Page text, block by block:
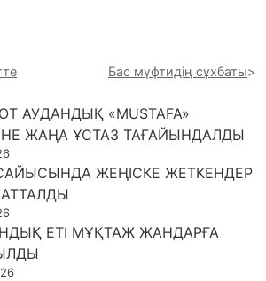
Бас мүфтидің сұхбаты
АУДАНДЫҚ «MUSTAFA»
ЖАҢА ҰСТАЗ ТАҒАЙЫНДАЛДЫ
ЖЕҢІСКЕ ЖЕТКЕНДЕР
ЕТІ МҰҚТАЖ ЖАНДАРҒА